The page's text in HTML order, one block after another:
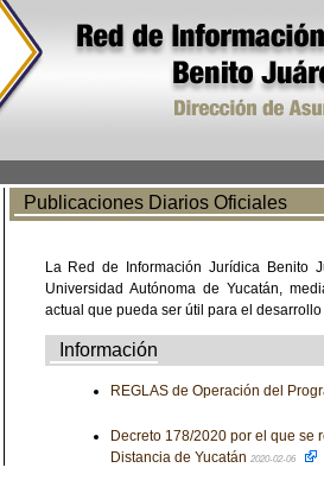
Publicaciones Diarios Oficiales
La Red de Información Jurídica Benito
Universidad Autónoma de Yucatán,
actual que pueda ser útil para el
Información
REGLAS de Operación del
Decreto 178/2020 por el que se
Distancia de Yucatán 2020-02-06